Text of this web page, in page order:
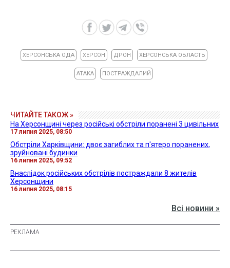
ХЕРСОНСЬКА ОДА ХЕРСОН ДРОН ХЕРСОНСЬКА ОБЛАСТЬ
АТАКА ПОСТРАЖДАЛИЙ
ЧИТАЙТЕ ТАКОЖ »
На Херсонщині через російські обстріли поранені 3 цивільних
17 липня 2025, 08:50
Обстріли Харківщини: двоє загиблих та п'ятеро поранених,
зруйновані будинки
16 липня 2025, 09:52
Внаслідок російських обстрілів постраждали 8 жителів
Херсонщини
16 липня 2025, 08:15
Всі новини »